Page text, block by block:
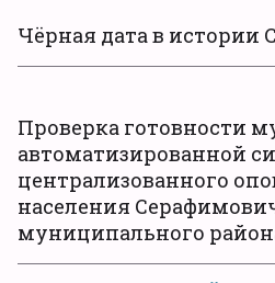
Чёрная дата в истории
Проверка готовности
автоматизированной
централизованного
населения
муниципального